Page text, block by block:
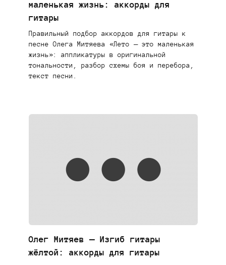
маленькая жизнь: аккорды для
гитары
Правильный подбор аккордов для гитары к
песне Олега Митяева «Лето – это маленькая
жизнь»: аппликатуры в оригинальной
тональности, разбор схемы боя и перебора,
текст песни.
Олег Митяев — Изгиб гитары
жёлтой: аккорды для гитары